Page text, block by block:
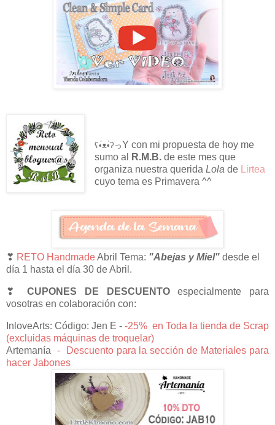
ʕ•́ᴥ•̀ʔっY con mi propuesta de hoy me
sumo al
R.M.B. de este mes que
organiza nuestra querida Lola de
Lirtea
cuyo tema es Primavera ^^
❣ RETO HandmadeAbril Tema: "Abejas y Miel" desde el
día 1 hasta el día 30 de Abril.
❣ CUPONES DE DESCUENTOespecialmente para
vosotras en colaboración con:
InloveArts: Código: Jen E - -25% en Toda la tienda de Scrap
(excluidas máquinas de troquelar)
Artemanía
-
Descuento para la sección de Materiales para
hacer Jabones